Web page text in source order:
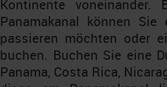
Kontinente
Panamakanal können
passieren möchten oder
buchen. Buchen Sie eine
Panama, Costa Rica,